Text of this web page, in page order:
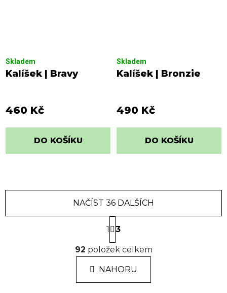
Kalíšek | Bravy
Skladem
460 Kč
DO KOŠÍKU
Kalíšek | Bronzie
Skladem
490 Kč
DO KOŠÍKU
O
v
l
á
d
NAČÍST 36 DALŠÍCH
S
t
r
á
n
k
1 3
92 položek celkem
NAHORU